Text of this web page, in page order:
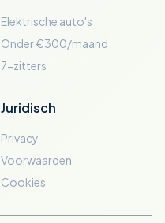
Elektrische auto's
Onder €300/maand
7-zitters
Juridisch
Privacy
Voorwaarden
Cookies